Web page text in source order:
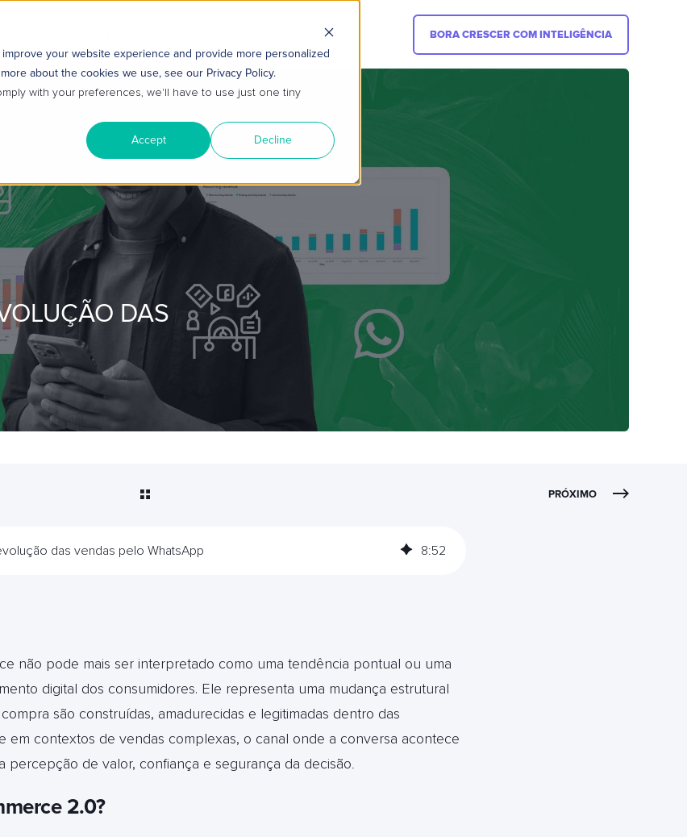
your website experience and provide more personalized
about the cookies we use, see our Privacy Policy.
with your preferences, we'll have to use just one tiny
Accept Decline
BORA CRESCER COM INTELIGÊNCIA
DAS
PRÓXIMO
das vendas pelo WhatsApp 8:52
não pode mais ser interpretado como uma tendência pontual ou uma
digital dos consumidores. Ele representa uma mudança estrutural
são construídas, amadurecidas e legitimadas dentro das
em contextos de vendas complexas, o canal onde a conversa acontece
percepção de valor, confiança e segurança da decisão.
2.0?